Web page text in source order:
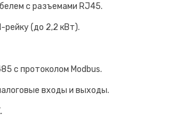
с разъемами RJ45.
рейку (до 2,2 кВт).
с протоколом Modbus.
входы и выходы.